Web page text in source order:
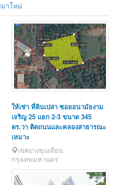
าใหม่
ให้เช่า ที่ดินเปล่า ซอยอนามัยงาม
เจริญ 25 แยก 2-3 ขนาด 345
ตร.วา ติดถนนและคลองสาธารณะ
เหมาะ
เขตบางขุนเทียน
กรุงเทพมหานคร